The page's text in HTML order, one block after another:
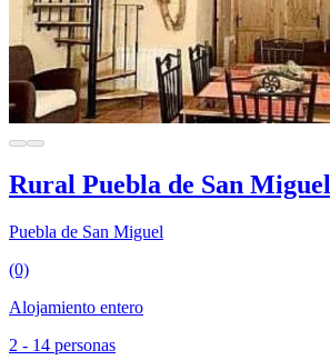
Rural Puebla de San Miguel
Puebla de San Miguel
(0)
Alojamiento entero
2 - 14 personas